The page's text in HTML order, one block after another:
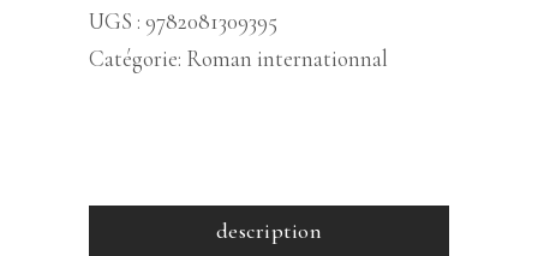
UGS : 9782081309395
Catégorie: Roman internationnal
description